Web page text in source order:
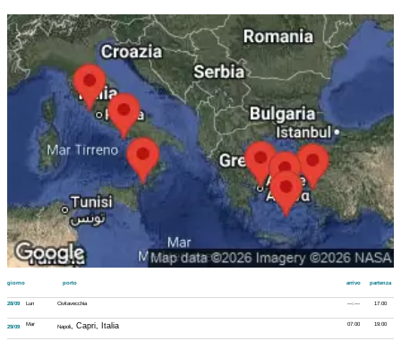
giorno porto partenza
arrivo
17:00
---:---
28/09 Lun Civitavecchia
19:00
07:00
29/09 Mar Napoli, Capri, Italia